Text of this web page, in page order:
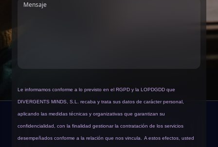
Mensaje
Le informamos conforme a lo previsto en el RGPD y la LOPDGDD que
DIVERGENTS MINDS, S.L. recaba y trata sus datos de carácter personal,
aplicando las medidas técnicas y organizativas que garantizan su
confidencialidad, con la finalidad gestionar la contratación de los servicios
desempeñados conforme a la relación que nos vincula. A estos efectos, usted